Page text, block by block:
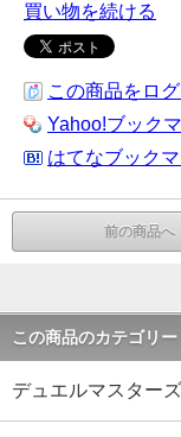
買い物を続ける
この商品をロ
Yahoo!ブック
はてなブック
前の商品へ
この商品のカテゴリー
デュエルマスターズ